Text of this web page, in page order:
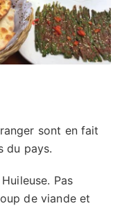
sont en fait
du pays.
Pas
de viande et